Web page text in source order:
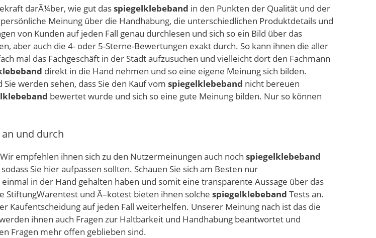
darÃ¼ber, wie gut dasspiegelklebeband in den Punkten der Qualität und der
Meinung über die Handhabung, die unterschiedlichen Produktdetails und
von Kunden auf jeden Fall genau durchlesen und sich so ein Bild über das
aber auch die 4- oder 5-Sterne-Bewertungen exakt durch. So kann ihnen die aller
mal das Fachgeschäft in der Stadt aufzusuchen und vielleicht dort den Fachmann
direkt in die Hand nehmen und so eine eigene Meinung sich bilden.
werden sehen, dass Sie den Kauf vom spiegelklebeband nicht bereuen
bewertet wurde und sich so eine gute Meinung bilden. Nur so können
an und durch
empfehlen ihnen sich zu den Nutzermeinungen auch noch spiegelklebeband
Sie hier aufpassen sollten. Schauen Sie sich am Besten nur
in der Hand gehalten haben und somit eine transparente Aussage über das
und Ã–kotest bieten ihnen solche spiegelklebeband Tests an.
Kaufentscheidung auf jeden Fall weiterhelfen. Unserer Meinung nach ist das die
ihnen auch Fragen zur Haltbarkeit und Handhabung beantwortet und
Fragen mehr offen geblieben sind.